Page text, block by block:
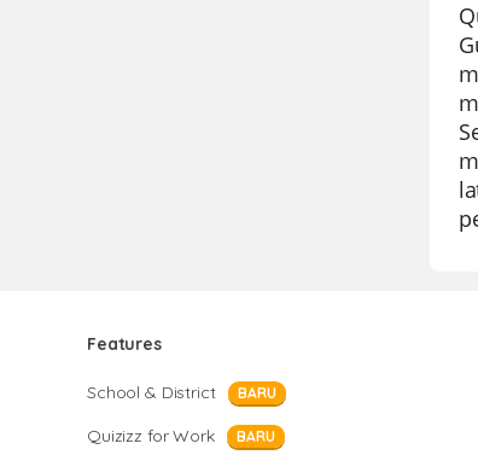
Features
School & District BARU
Quizizz for Work BARU